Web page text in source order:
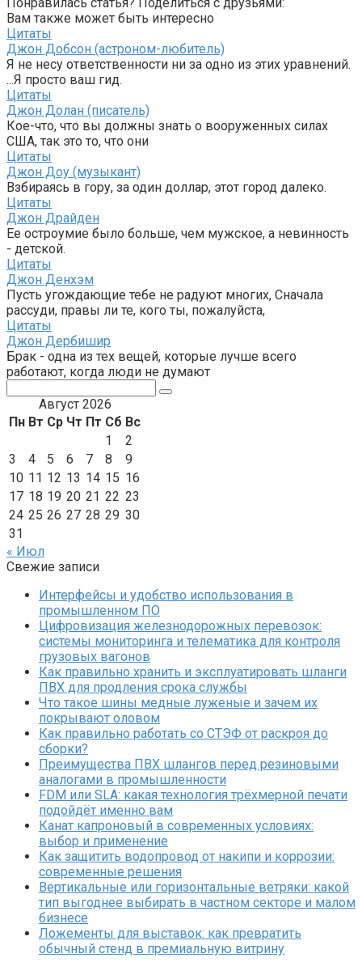
Вам также может быть интересно
Цитаты
Джон Добсон (астроном-любитель)
Я не несу ответственности ни за одно из этих уравнений.
...Я просто ваш гид.
Цитаты
Джон Долан (писатель)
Кое-что, что вы должны знать о вооруженных силах
США, так это то, что они
Цитаты
Джон Доу (музыкант)
Взбираясь в гору, за один доллар, этот город далеко.
Цитаты
Джон Драйден
Ее остроумие было больше, чем мужское, а невинность
- детской.
Цитаты
Джон Денхэм
Пусть угождающие тебе не радуют многих, Сначала
рассуди, правы ли те, кого ты, пожалуйста,
Цитаты
Джон Дербишир
Брак - одна из тех вещей, которые лучше всего
работают, когда люди не думают
Август 2026
Пн Вт Ср Чт Пт Сб Вс
1
2
3
4 5 6 7 8
9
10 11 12 13 14 15 16
17 18 19 20 21 22 23
24 25 26 27 28 29 30
31
« Июл
Свежие записи
Интерфейсы и удобство использования в
промышленном ПО
Цифровизация железнодорожных перевозок:
системы мониторинга и телематика для контроля
грузовых вагонов
Как правильно хранить и эксплуатировать шланги
ПВХ для продления срока службы
Что такое шины медные луженые и зачем их
покрывают оловом
Как правильно работать со СТЭФ от раскроя до
сборки?
Преимущества ПВХ шлангов перед резиновыми
аналогами в промышленности
FDM или SLA: какая технология трёхмерной печати
подойдёт именно вам
Канат капроновый в современных условиях:
выбор и применение
Как защитить водопровод от накипи и коррозии:
современные решения
Вертикальные или горизонтальные ветряки: какой
тип выгоднее выбирать в частном секторе и малом
бизнесе
Ложементы для выставок: как превратить
обычный стенд в премиальную витрину